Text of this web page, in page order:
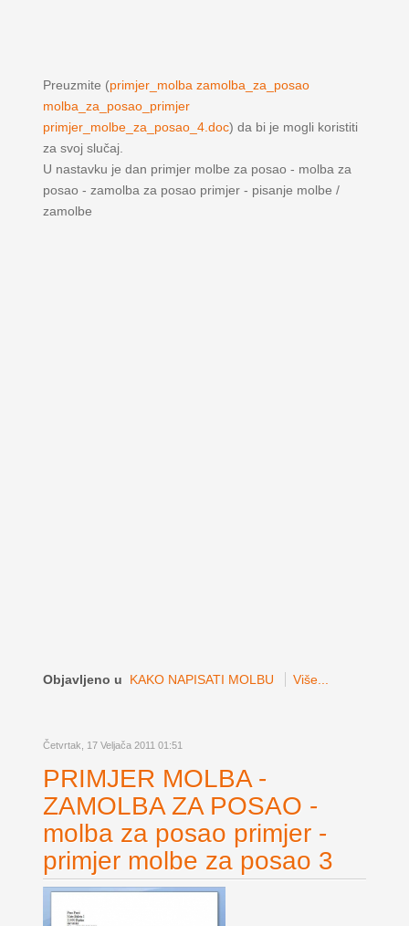
Preuzmite (primjer_molba zamolba_za_posao
molba_za_posao_primjer
primjer_molbe_za_posao_4.doc) da bi je mogli koristiti
za svoj slučaj.
U nastavku je dan primjer molbe za posao - molba za
posao - zamolba za posao primjer - pisanje molbe /
zamolbe
Objavljeno u KAKO NAPISATI MOLBU Više...
Četvrtak, 17 Veljača 2011 01:51
PRIMJER MOLBA -
ZAMOLBA ZA POSAO -
molba za posao primjer -
primjer molbe za posao 3